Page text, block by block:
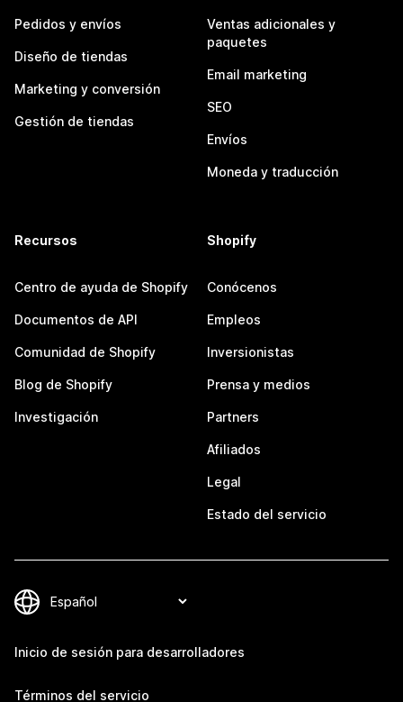
Pedidos y envíos
Diseño de tiendas
Marketing y conversión
Gestión de tiendas
Ventas adicionales y
paquetes
Email marketing
SEO
Envíos
Moneda y traducción
Recursos
Centro de ayuda de Shopify
Documentos de API
Comunidad de Shopify
Blog de Shopify
Investigación
Shopify
Conócenos
Empleos
Inversionistas
Prensa y medios
Partners
Afiliados
Legal
Estado del servicio
Inicio de sesión para desarrolladores
Términos del servicio